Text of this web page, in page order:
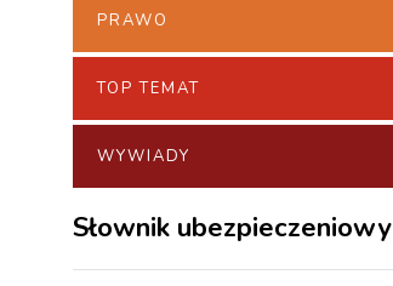
PRAWO
TOP TEMAT
WYWIADY
Słownik ubezpieczeniowy